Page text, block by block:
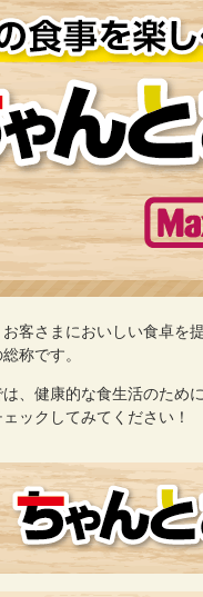
お客さまにおいしい食卓を
称です。
は、健康的な食生活のため
ックしてみてください！